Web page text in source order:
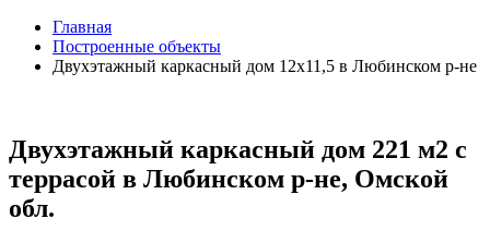
Главная
Построенные объекты
Двухэтажный каркасный дом 12х11,5 в Любинском р-не
Двухэтажный каркасный дом 221 м2 с
террасой в Любинском р-не, Омской
обл.